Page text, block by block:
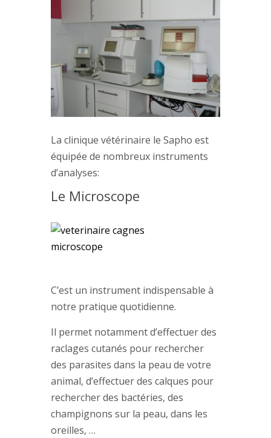
La clinique vétérinaire le Sapho est
équipée de nombreux instruments
d’analyses:
Le Microscope
C’est un instrument indispensable à
notre pratique quotidienne.
Il permet notamment d’effectuer des
raclages cutanés pour rechercher
des parasites dans la peau de votre
animal, d’effectuer des calques pour
rechercher des bactéries, des
champignons sur la peau, dans les
oreilles, …